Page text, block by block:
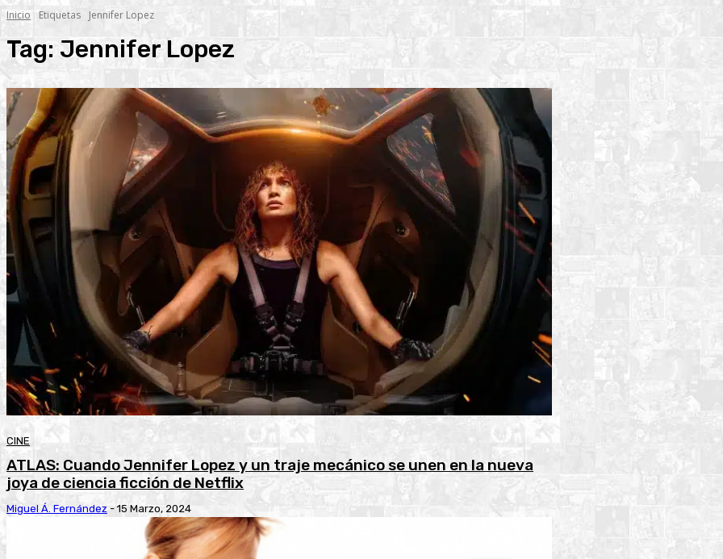
Inicio Etiquetas Jennifer Lopez
Tag: Jennifer Lopez
CINE
ATLAS: Cuando Jennifer Lopez y un traje mecánico se unen en la nueva
joya de ciencia ficción de Netflix
Miguel Á. Fernández - 15 Marzo, 2024